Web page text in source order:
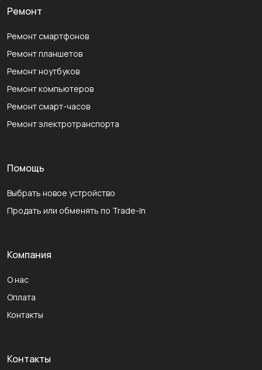
Ремонт
Ремонт смартфонов
Ремонт планшетов
Ремонт ноутбуков
Ремонт компьютеров
Ремонт смарт-часов
Ремонт электротранспорта
Помощь
Выбрать новое устройство
Продать или обменять по Trade-In
Компания
О нас
Оплата
Контакты
Контакты